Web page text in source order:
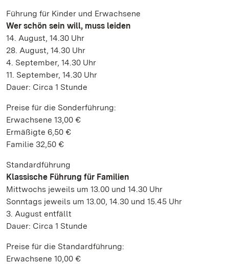
Führung für Kinder und Erwachsene
Wer schön sein will, muss leiden
14. August, 14.30 Uhr
28. August, 14.30 Uhr
4. September, 14.30 Uhr
11. September, 14.30 Uhr
Dauer: Circa 1 Stunde
Preise für die Sonderführung:
Erwachsene 13,00 €
Ermäßigte 6,50 €
Familie 32,50 €
Standardführung
Klassische Führung für Familien
Mittwochs jeweils um 13.00 und 14.30 Uhr
Sonntags jeweils um 13.00, 14.30 und 15.45 Uhr
3. August entfällt
Dauer: Circa 1 Stunde
Preise für die Standardführung:
Erwachsene 10,00 €